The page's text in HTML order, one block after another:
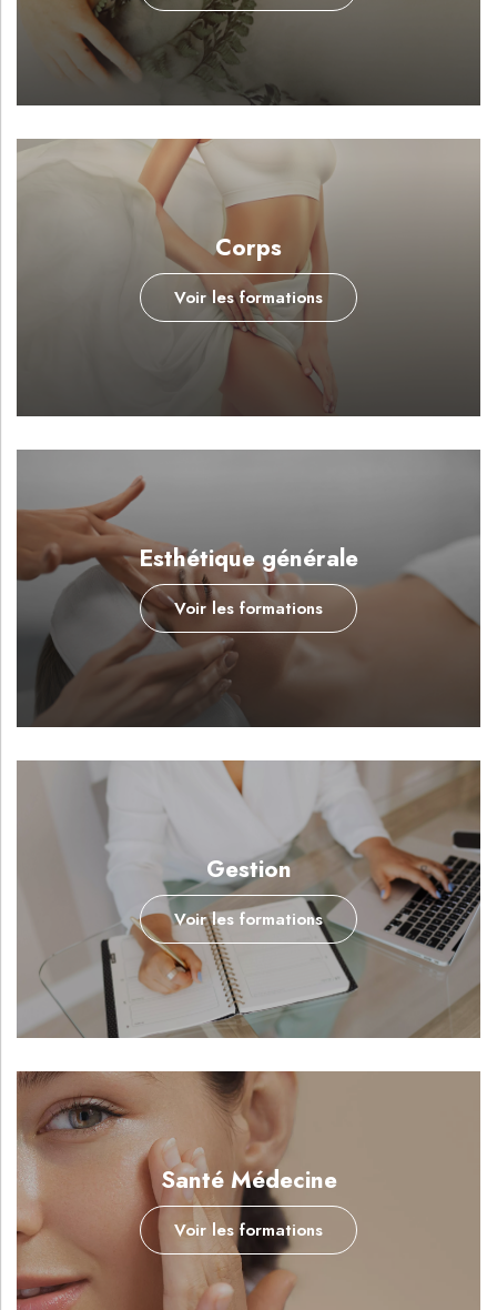
Corps
Voir les formations
Esthétique générale
Voir les formations
Gestion
Voir les formations
Santé Médecine
Voir les formations